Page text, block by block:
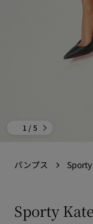
1 / 5
パンプス
Sporty